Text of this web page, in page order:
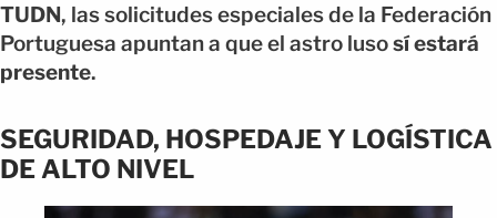
TUDN, las solicitudes especiales de la Federación
Portuguesa apuntan a que el astro lusosí estará
presente.
SEGURIDAD, HOSPEDAJE Y LOGÍSTICA
DE ALTO NIVEL